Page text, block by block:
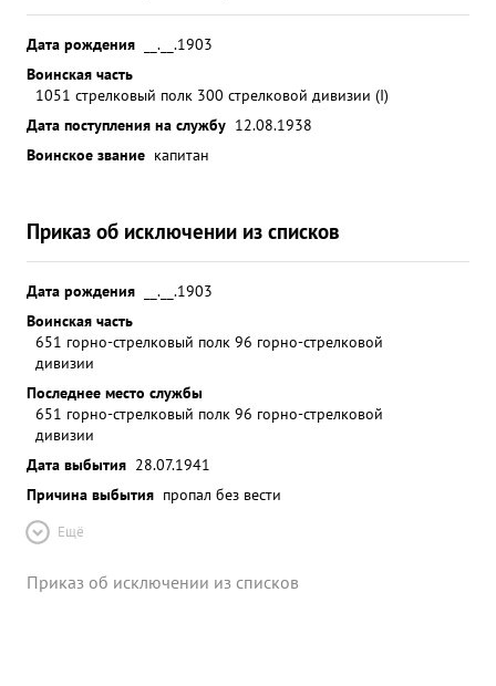
Дата рождения
__.__.1903
Воинская часть
1051 стрелковый полк 300 стрелковой дивизии (I)
Дата поступления на службу 12.08.1938
Воинское звание капитан
Приказ об исключении из списков
Дата рождения
__.__.1903
Воинская часть
651 горно-стрелковый полк 96 горно-стрелковой
дивизии
Последнее место службы
651 горно-стрелковый полк 96 горно-стрелковой
дивизии
Дата выбытия 28.07.1941
Причина выбытия пропал без вести
Ещё
Приказ об исключении из списков